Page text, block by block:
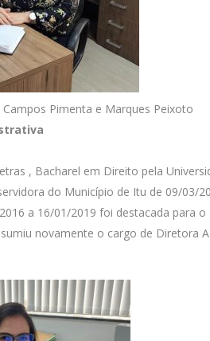
Campos Pimenta e Marques Peixoto
, Bacharel em Direito pela
do Município de Itu de 09/03/
a 16/01/2019 foi destacada para
novamente o cargo de Diretora